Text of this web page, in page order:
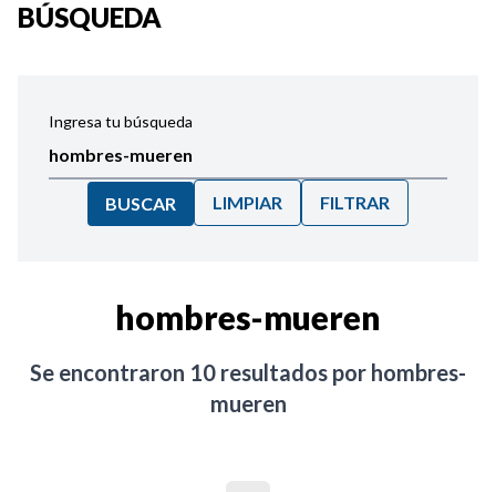
BÚSQUEDA
Ingresa tu búsqueda
BUSCAR LIMPIAR FILTRAR
hombres-mueren
Se encontraron 10 resultados por hombres-
mueren